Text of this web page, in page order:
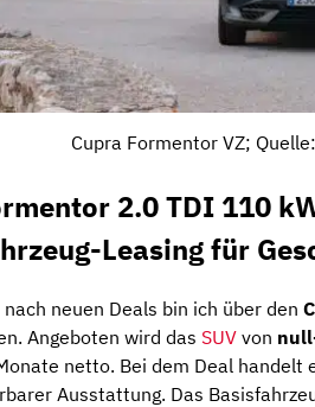
Cupra Formentor VZ;
2.0 TDI 110
Leasing für
neuen Deals bin ich über den
Angeboten wird das SUV von
netto. Bei dem Deal handelt
Ausstattung. Das